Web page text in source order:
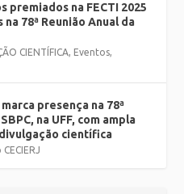
premiados na FECTI 2025
78ª Reunião Anual da
CIENTÍFICA, Eventos,
presença na 78ª
na UFF, com ampla
científica